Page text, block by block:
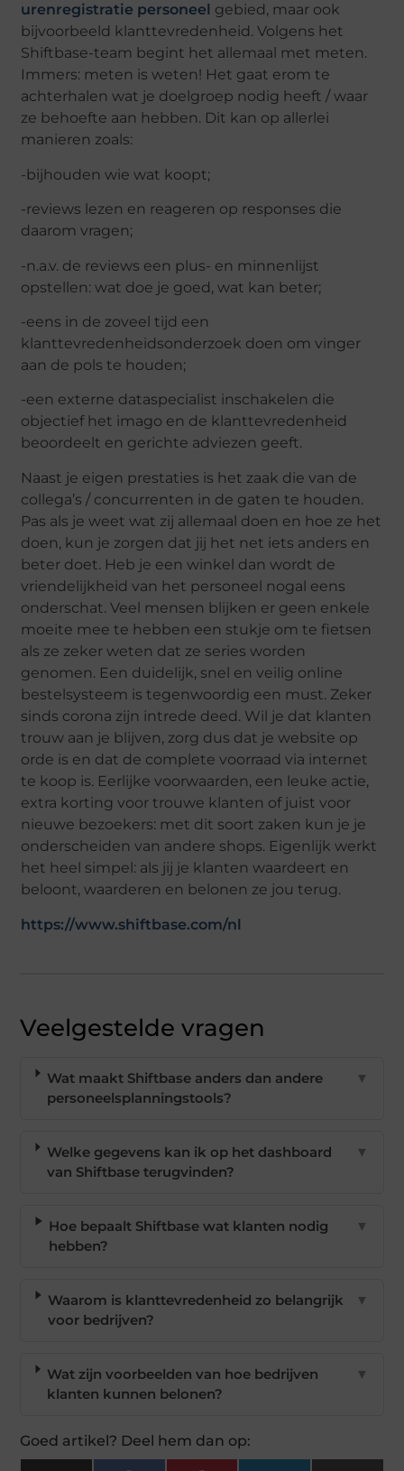
urenregistratie personeel gebied, maar ook
bijvoorbeeld klanttevredenheid. Volgens het
Shiftbase-team begint het allemaal met meten.
Immers: meten is weten! Het gaat erom te
achterhalen wat je doelgroep nodig heeft / waar
ze behoefte aan hebben. Dit kan op allerlei
manieren zoals:
-bijhouden wie wat koopt;
-reviews lezen en reageren op responses die
daarom vragen;
-n.a.v. de reviews een plus- en minnenlijst
opstellen: wat doe je goed, wat kan beter;
-eens in de zoveel tijd een
klanttevredenheidsonderzoek doen om vinger
aan de pols te houden;
-een externe dataspecialist inschakelen die
objectief het imago en de klanttevredenheid
beoordeelt en gerichte adviezen geeft.
Naast je eigen prestaties is het zaak die van de
collega’s / concurrenten in de gaten te houden.
Pas als je weet wat zij allemaal doen en hoe ze het
doen, kun je zorgen dat jij het net iets anders en
beter doet. Heb je een winkel dan wordt de
vriendelijkheid van het personeel nogal eens
onderschat. Veel mensen blijken er geen enkele
moeite mee te hebben een stukje om te fietsen
als ze zeker weten dat ze series worden
genomen. Een duidelijk, snel en veilig online
bestelsysteem is tegenwoordig een must. Zeker
sinds corona zijn intrede deed. Wil je dat klanten
trouw aan je blijven, zorg dus dat je website op
orde is en dat de complete voorraad via internet
te koop is. Eerlijke voorwaarden, een leuke actie,
extra korting voor trouwe klanten of juist voor
nieuwe bezoekers: met dit soort zaken kun je je
onderscheiden van andere shops. Eigenlijk werkt
het heel simpel: als jij je klanten waardeert en
beloont, waarderen en belonen ze jou terug.
https://www.shiftbase.com/nl
Veelgestelde vragen
Wat maakt Shiftbase anders dan andere
personeelsplanningstools?
▼
Welke gegevens kan ik op het dashboard
van Shiftbase terugvinden?
▼
Hoe bepaalt Shiftbase wat klanten nodig
hebben?
▼
Waarom is klanttevredenheid zo belangrijk
voor bedrijven?
▼
Wat zijn voorbeelden van hoe bedrijven
klanten kunnen belonen?
▼
Goed artikel? Deel hem dan op: